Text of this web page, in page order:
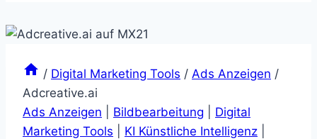
/ Digital Marketing Tools / Ads Anzeigen /
Adcreative.ai
Ads Anzeigen
Bildbearbeitung
Digital
Marketing Tools
KI Künstliche Intelligenz